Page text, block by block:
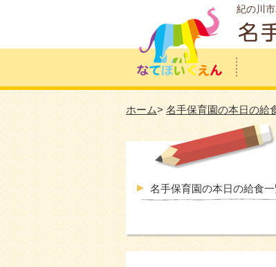
紀の川
ホーム> 名手保育園の本日の給
名手保育園の本日の給食一